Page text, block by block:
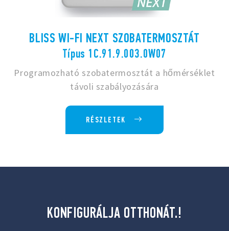
BLISS WI-FI NEXT SZOBATERMOSZTÁT
Típus 1C.91.9.003.0W07
Programozható szobatermosztát a hőmérséklet
távoli szabályozására
RÉSZLETEK
KONFIGURÁLJA OTTHONÁT.!